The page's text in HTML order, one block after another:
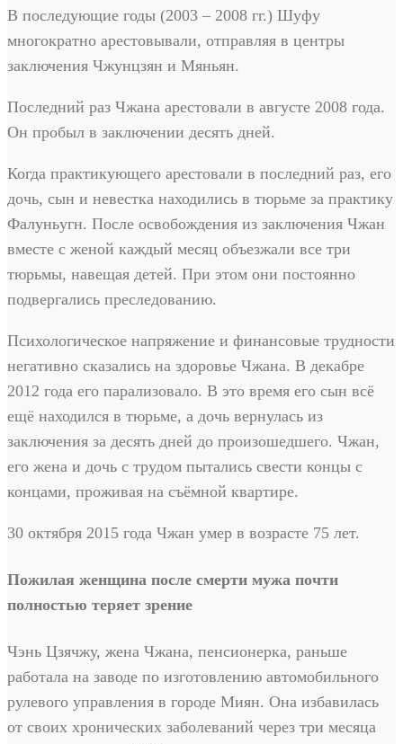
В последующие годы (2003 – 2008 гг.) Шуфу
многократно арестовывали, отправляя в центры
заключения Чжунцзян и Мяньян.
Последний раз Чжана арестовали в августе 2008 года.
Он пробыл в заключении десять дней.
Когда практикующего арестовали в последний раз, его
дочь, сын и невестка находились в тюрьме за практику
Фалуньугн. После освобождения из заключения Чжан
вместе с женой каждый месяц объезжали все три
тюрьмы, навещая детей. При этом они постоянно
подвергались преследованию.
Психологическое напряжение и финансовые трудности
негативно сказались на здоровье Чжана. В декабре
2012 года его парализовало. В это время его сын всё
ещё находился в тюрьме, а дочь вернулась из
заключения за десять дней до произошедшего. Чжан,
его жена и дочь с трудом пытались свести концы с
концами, проживая на съёмной квартире.
30 октября 2015 года Чжан умер в возрасте 75 лет.
Пожилая женщина после смерти мужа почти
полностью теряет зрение
Чэнь Цзячжу, жена Чжана, пенсионерка, раньше
работала на заводе по изготовлению автомобильного
рулевого управления в городе Миян. Она избавилась
от своих хронических заболеваний через три месяца